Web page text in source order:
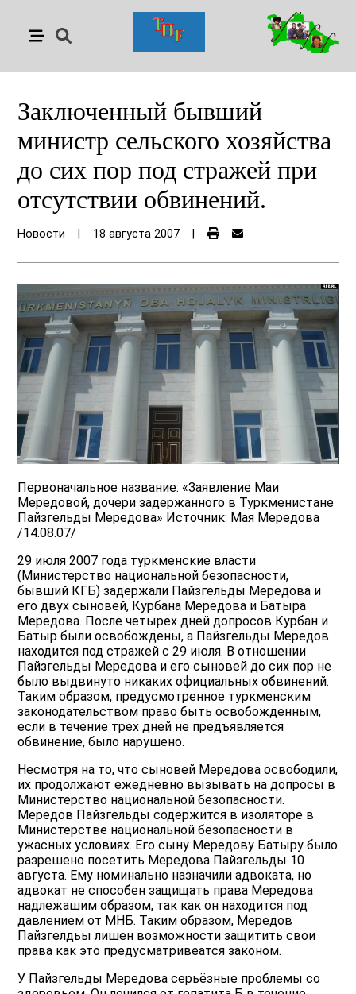
Заключенный бывший
министр сельского хозяйства
до сих пор под стражей при
отсутствии обвинений.
Новости 18 августа 2007
Первоначальное название: «Заявление Маи
Мередовой, дочери задержанного в Туркменистане
Пайзгельды Мередова» Источник: Мая Мередова
/14.08.07/
29 июля 2007 года туркменские власти
(Mинистерство национальной безопасности,
бывший КГБ) задержали Пaйзгельды Мередова и
его двух сыновей, Курбана Мередова и Батыра
Мередова. После четырех дней допросов Курбан и
Батыр были освобождены, а Пaйзгельды Мередов
находится под стражей с 29 июля. В отношении
Пaйзгельды Мередова и его сыновей до сих пор не
было выдвинуто никаких официальных обвинений.
Таким образом, предусмотренное туркменским
законодательством право быть освобожденным,
если в течение трех дней не предъявляется
обвинение, было нарушено.
Несмотря на то, что сыновей Мередова освободили,
их продолжают ежедневно вызывать на допросы в
Mинистерство национальной безопасности.
Мередов Пайзгельды содержится в изоляторе в
Министерстве национальной безопасности в
ужасных условиях. Его сыну Мередову Батыру было
разрешено посетить Мередова Пайзгельды 10
августа. Ему номинально назначили адвоката, но
адвокат не способен защищать права Мередова
надлежашим образом, так как он находится под
давлением от МНБ. Таким образом, Мередов
Пайзгелдьы лишен возможности защитить свои
права как это предусматривеатся законом.
У Пайзгельды Мередовa серьёзные проблемы со